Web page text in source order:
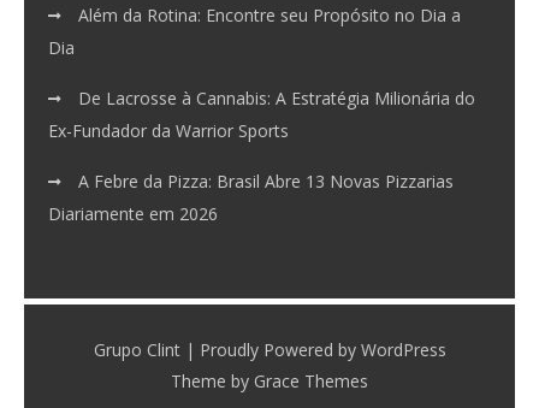
Além da Rotina: Encontre seu Propósito no Dia a
Dia
De Lacrosse à Cannabis: A Estratégia Milionária do
Ex-Fundador da Warrior Sports
A Febre da Pizza: Brasil Abre 13 Novas Pizzarias
Diariamente em 2026
Grupo Clint | Proudly Powered by WordPress
Theme by Grace Themes